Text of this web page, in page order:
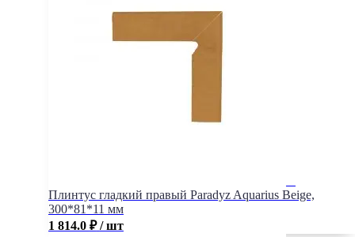
Плинтус гладкий правый Paradyz Aquarius Beige,
300*81*11 мм
1 814.0 ₽ / шт